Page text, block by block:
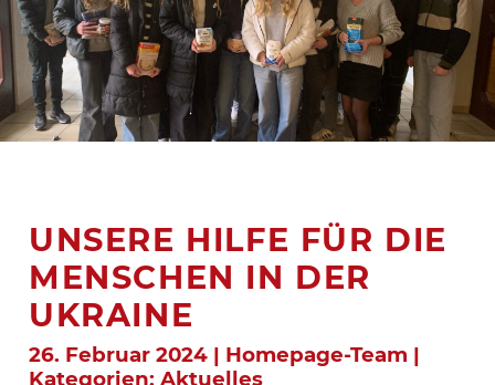
UNSERE HILFE FÜR DIE
MENSCHEN IN DER
UKRAINE
26. Februar 2024 | Homepage-Team |
Kategorien: Aktuelles